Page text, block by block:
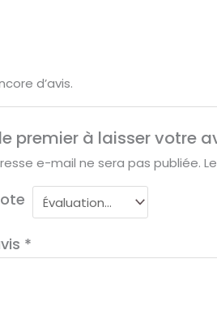
d’avis.
premier à laisser votre
e-mail ne sera pas publiée.
*